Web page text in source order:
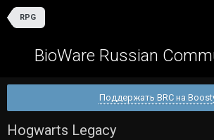
RPG
BioWare Russian
Поддержать BRC на
Hogwarts Legacy